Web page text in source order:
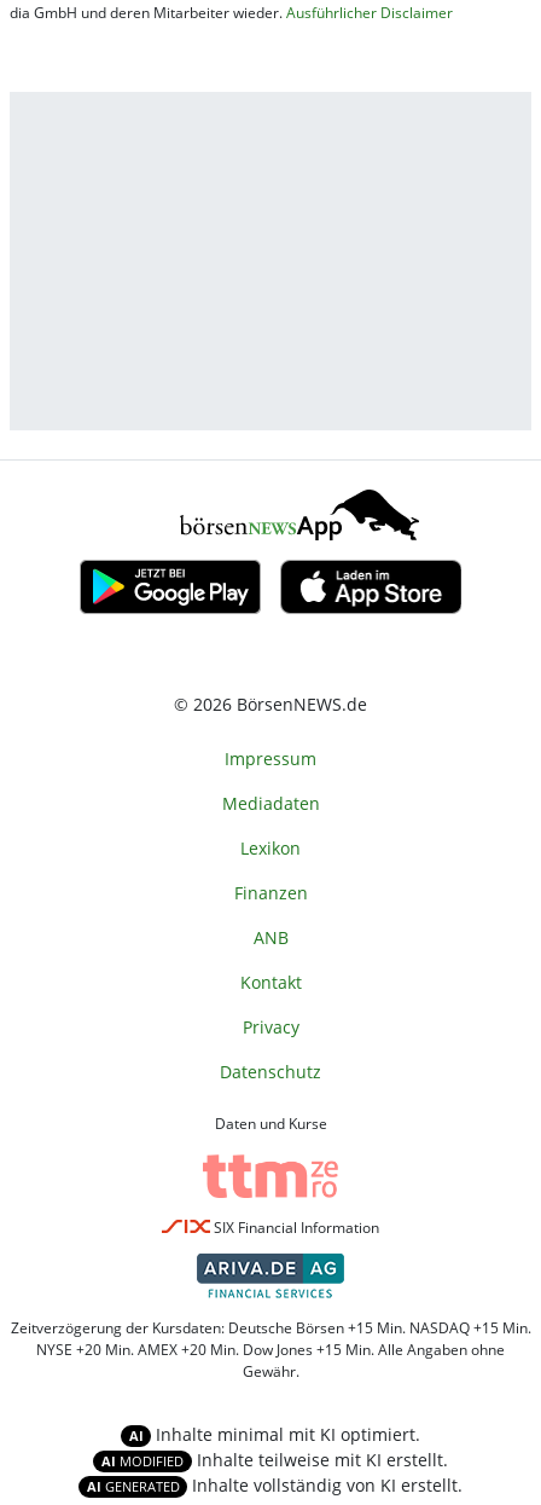
dia GmbH und de­ren Mit­ar­bei­ter wie­der.Aus­führ­lich­er Dis­clai­mer
© 2026 BörsenNEWS.de
Impressum
Mediadaten
Lexikon
Finanzen
ANB
Kontakt
Privacy
Datenschutz
Daten und Kurse
SIX Financial Information
Zeitverzögerung der Kursdaten: Deutsche Börsen +15 Min. NASDAQ +15 Min.
NYSE +20 Min. AMEX +20 Min. Dow Jones +15 Min. Alle Angaben ohne
Gewähr.
AI Inhalte minimal mit KI optimiert.
AI MODIFIED Inhalte teilweise mit KI erstellt.
AI GENERATED Inhalte vollständig von KI erstellt.